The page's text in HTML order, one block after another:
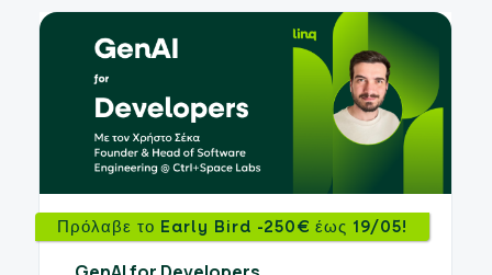
Πρόλαβε το Early Bird -250€ έως 19/05!